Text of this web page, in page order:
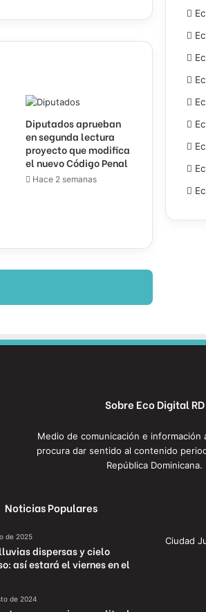
Diputados aprueban
en segunda lectura
proyecto que modifica
el nuevo Código Penal
Hace 2 semanas
Sobre Eco Digital RD
Medio de comunicación e información
procura dar sentido al contenido
República Dominicana.
Noticias Populares
de 2025
dispersas y cielo
así estará el viernes en el
de 2024
Ciudad